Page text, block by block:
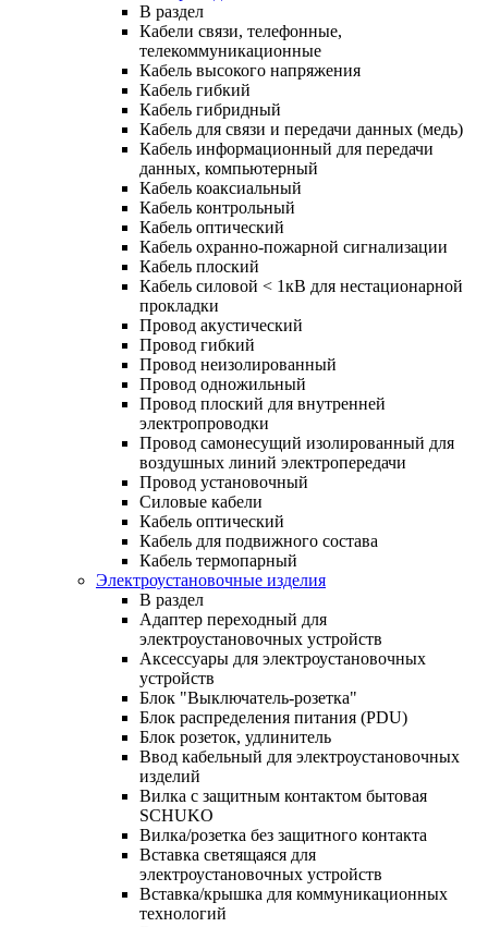
В раздел
Кабели связи, телефонные,
телекоммуникационные
Кабель высокого напряжения
Кабель гибкий
Кабель гибридный
Кабель для связи и передачи данных (медь)
Кабель информационный для передачи
данных, компьютерный
Кабель коаксиальный
Кабель контрольный
Кабель оптический
Кабель охранно-пожарной сигнализации
Кабель плоский
Кабель силовой < 1кВ для нестационарной
прокладки
Провод акустический
Провод гибкий
Провод неизолированный
Провод одножильный
Провод плоский для внутренней
электропроводки
Провод самонесущий изолированный для
воздушных линий электропередачи
Провод установочный
Силовые кабели
Кабель оптический
Кабель для подвижного состава
Кабель термопарный
Электроустановочные изделия
В раздел
Адаптер переходный для
электроустановочных устройств
Аксессуары для электроустановочных
устройств
Блок "Выключатель-розетка"
Блок распределения питания (PDU)
Блок розеток, удлинитель
Ввод кабельный для электроустановочных
изделий
Вилка с защитным контактом бытовая
SCHUKO
Вилка/розетка без защитного контакта
Вставка светящаяся для
электроустановочных устройств
Вставка/крышка для коммуникационных
технологий